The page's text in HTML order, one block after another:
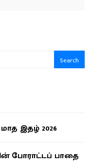
Search
இதழ் 2026
போராட்டப் பாதை